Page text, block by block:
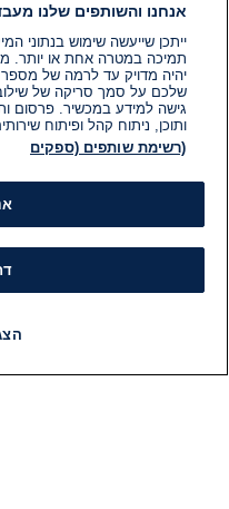
אנחנו והשותפים שלנו
ייתכן שייעשה שימוש בנתוני
תמיכה במטרה אחת או יותר.
יהיה מדויק עד לרמה של
שלכם על סמך סריקה של שילוב
גישה למידע במכשיר. פרסום
ותוכן, ניתוח קהל ופיתוח
(רשימת שותפים (ספקים